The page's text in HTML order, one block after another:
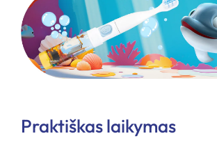
Praktiškas laikymas